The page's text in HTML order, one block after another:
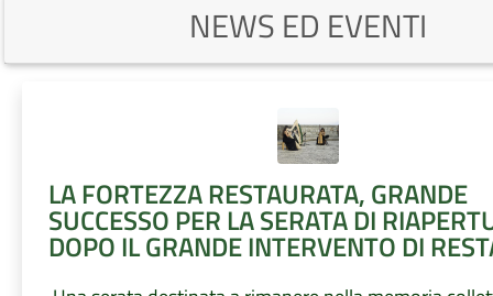
NEWS ED EVENTI
LA FORTEZZA RESTAURATA, GRANDE
SUCCESSO PER LA SERATA DI
DOPO IL GRANDE INTERVENTO DI